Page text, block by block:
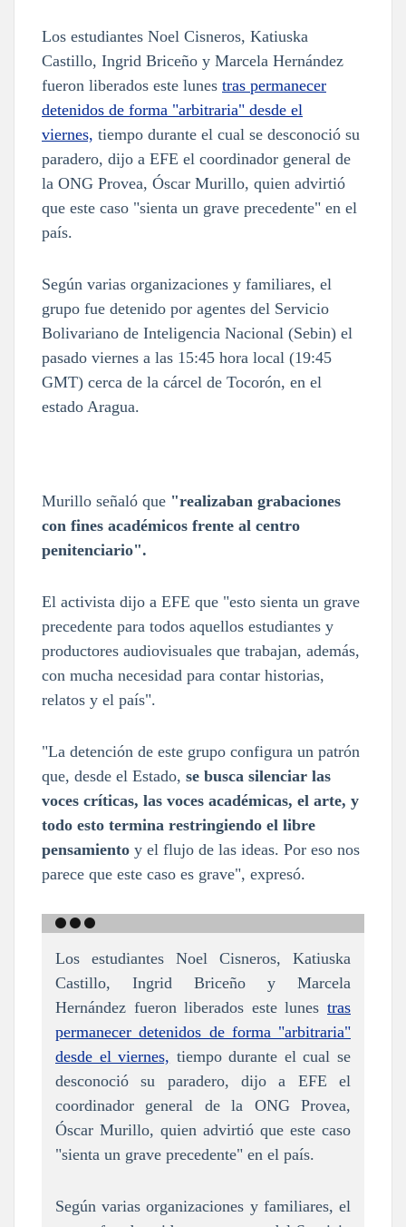
Los estudiantes Noel Cisneros, Katiuska
Castillo, Ingrid Briceño y Marcela Hernández
fueron liberados este lunes tras permanecer
detenidos de forma "arbitraria" desde el
viernes, tiempo durante el cual se desconoció su
paradero, dijo a EFE el coordinador general de
la ONG Provea, Óscar Murillo, quien advirtió
que este caso "sienta un grave precedente" en el
país.
Según varias organizaciones y familiares, el
grupo fue detenido por agentes del Servicio
Bolivariano de Inteligencia Nacional (Sebin) el
pasado viernes a las 15:45 hora local (19:45
GMT) cerca de la cárcel de Tocorón, en el
estado Aragua.
Murillo señaló que "realizaban grabaciones
con fines académicos frente al centro
penitenciario".
El activista dijo a EFE que "esto sienta un grave
precedente para todos aquellos estudiantes y
productores audiovisuales que trabajan, además,
con mucha necesidad para contar historias,
relatos y el país".
"La detención de este grupo configura un patrón
que, desde el Estado, se busca silenciar las
voces críticas, las voces académicas, el arte, y
todo esto termina restringiendo el libre
pensamiento y el flujo de las ideas. Por eso nos
parece que este caso es grave", expresó.
Los estudiantes Noel Cisneros, Katiuska
Castillo, Ingrid Briceño y Marcela
Hernández fueron liberados este lunes tras
permanecer detenidos de forma "arbitraria"
desde el viernes, tiempo durante el cual se
desconoció su paradero, dijo a EFE el
coordinador general de la ONG Provea,
Óscar Murillo, quien advirtió que este caso
"sienta un grave precedente" en el país.
Según varias organizaciones y familiares, el